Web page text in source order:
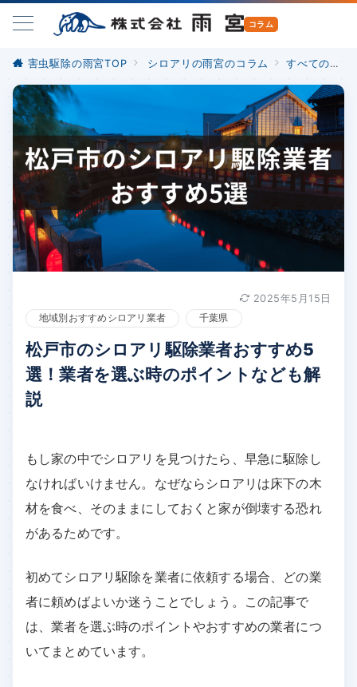
害虫駆除の雨宮TOP シロアリの雨宮のコラム すべての記事
2025年5月15日
地域別おすすめシロアリ業者 千葉県
松戸市のシロアリ駆除業者おすすめ5
選！業者を選ぶ時のポイントなども解
説
もし家の中でシロアリを見つけたら、早急に駆除し
なければいけません。なぜならシロアリは床下の木
材を食べ、そのままにしておくと家が倒壊する恐れ
があるためです。
初めてシロアリ駆除を業者に依頼する場合、どの業
者に頼めばよいか迷うことでしょう。この記事で
は、業者を選ぶ時のポイントやおすすめの業者につ
いてまとめています。